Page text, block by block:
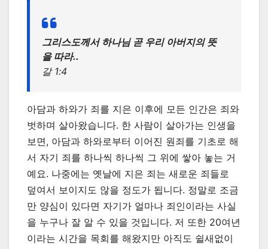
그리스도께서 하나님 곧 우리 아버지의 뜻
을 따라..
갈 1:4
아담과 하와가 죄를 지은 이후에 모든 인간은 죄와
벗하며 살아왔습니다. 한 사람이 살아가는 인생을
보면, 아담과 하와로부터 이어진 원죄를 기초로 해
서 자기 죄를 하나씩 하나씩 그 위에 쌓아 놓는 거
예요. 나중에는 옛날에 지은 죄는 새로운 죄들로
덮여서 보이지도 않을 정도가 됩니다. 정말로 조금
만 양심이 있다면 자기가 얼마나 죄인이라는 사실
을 누구나 잘 알 수 있을 것입니다. 저 또한 20여년
이라는 시간을 목회를 해왔지만 아직도 쉴새없이